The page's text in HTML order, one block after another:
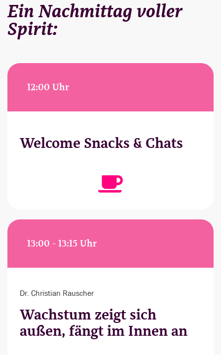
Ein Nachmittag voller
Spirit:
12:00 Uhr
Welcome Snacks & Chats
13:00 - 13:15 Uhr
Dr. Christian Rauscher
Wachstum zeigt sich
außen, fängt im Innen an